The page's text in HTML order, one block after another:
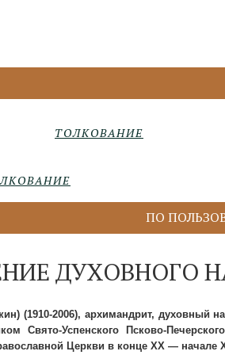
ПО
ТОЛКОВАНИЕ
ДУХОВНОГО
(1910-2006), архимандрит, духовный
Свято-Успенского Псково-
Церкви в конце XX — начале